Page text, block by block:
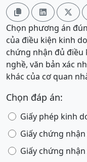
  
Chọn phương án
của điều kiện kinh
chứng nhận đủ điều
nghề, văn bản xác
khác của cơ quan
Chọn đáp án:
Giấy phép kinh
Giấy chứng
Giấy chứng